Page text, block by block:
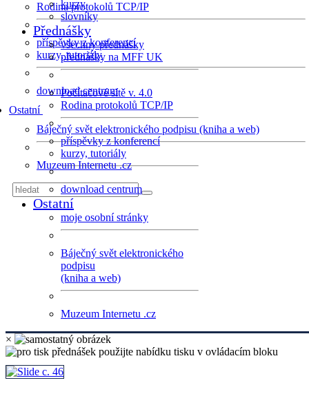
Rodina protokolů TCP/IP
příspěvky z konferencí
kurzy, tutoriály
download centrum
Ostatní
Báječný svět elektronického podpisu (kniha a web)
Muzeum Internetu .cz
kurzy
slovníky
Přednášky
všechny přednášky
přednášky na MFF UK
Počítačové sítě v. 4.0
Rodina protokolů TCP/IP
příspěvky z konferencí
kurzy, tutoriály
download centrum
Ostatní
moje osobní stránky
Báječný svět elektronického
podpisu
(kniha a web)
Muzeum Internetu .cz
×